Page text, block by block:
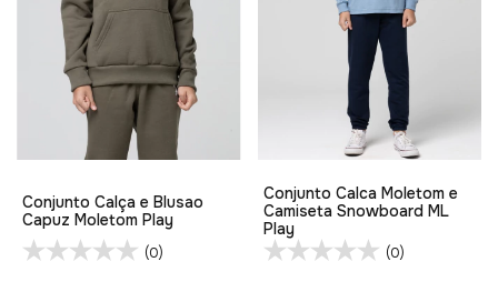
Conjunto Calça e Blusao
Capuz Moletom Play
(0)
Conjunto Calca Moletom e
Camiseta Snowboard ML
Play
(0)